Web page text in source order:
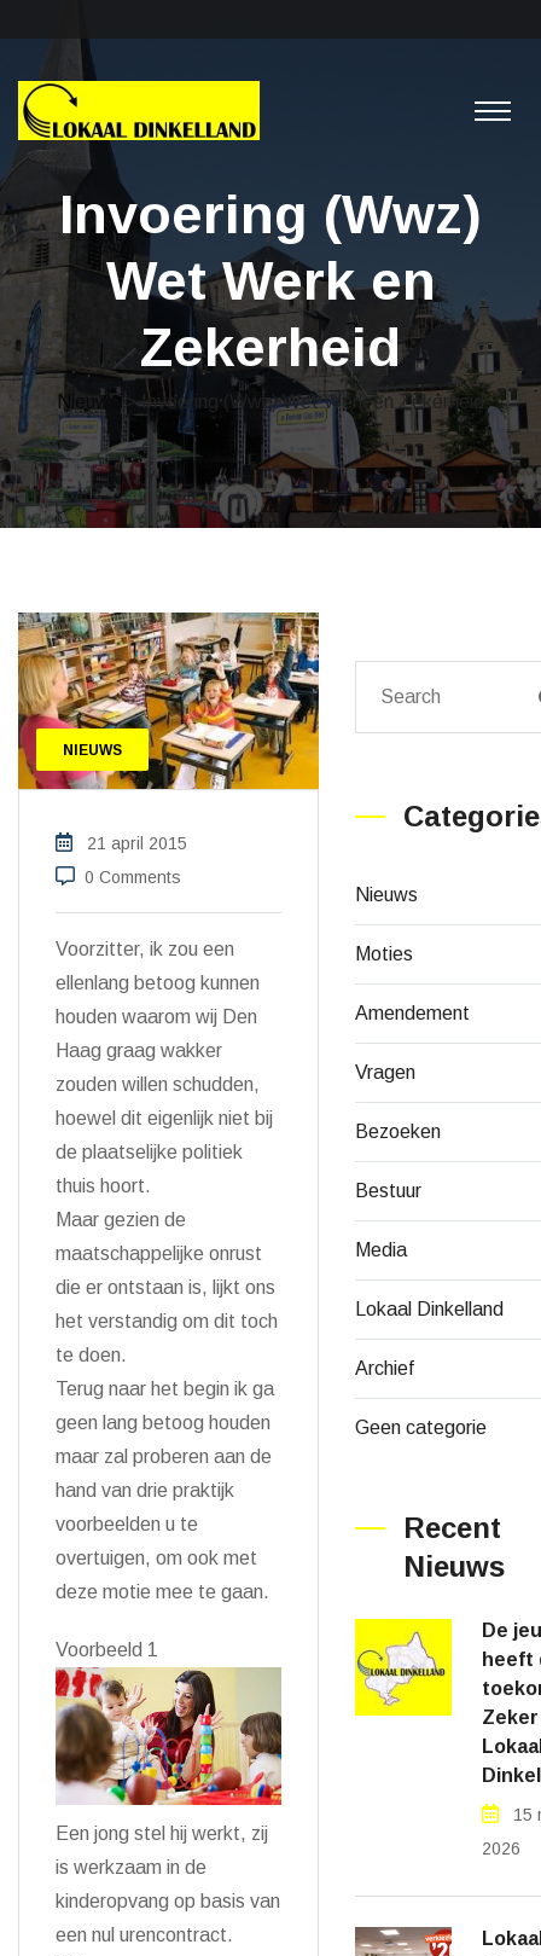
Invoering (Wwz)
Wet Werk en
Zekerheid
Nieuws> Invoering (Wwz) Wet Werk en Zekerheid
NIEUWS
21 april 2015
0 Comments
Voorzitter, ik zou een
ellenlang betoog kunnen
houden waarom wij Den
Haag graag wakker
zouden willen schudden,
hoewel dit eigenlijk niet bij
de plaatselijke politiek
thuis hoort.
Maar gezien de
maatschappelijke onrust
die er ontstaan is, lijkt ons
het verstandig om dit toch
te doen.
Terug naar het begin ik ga
geen lang betoog houden
maar zal proberen aan de
hand van drie praktijk
voorbeelden u te
overtuigen, om ook met
deze motie mee te gaan.
Voorbeeld 1
Een jong stel hij werkt, zij
is werkzaam in de
kinderopvang op basis van
een nul urencontract.
Nieuws
Moties
Amendement
Vragen
Bezoeken
Bestuur
Media
Lokaal Dinkelland
Archief
Geen categorie
Recent
Nieuws
De
heeft
15
2026